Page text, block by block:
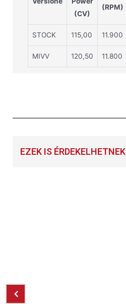
(CV)
(RPM)
STOCK 115,00 11.900
MIVV 120,50 11.800
EZEK IS ÉRDEKELHETNEK